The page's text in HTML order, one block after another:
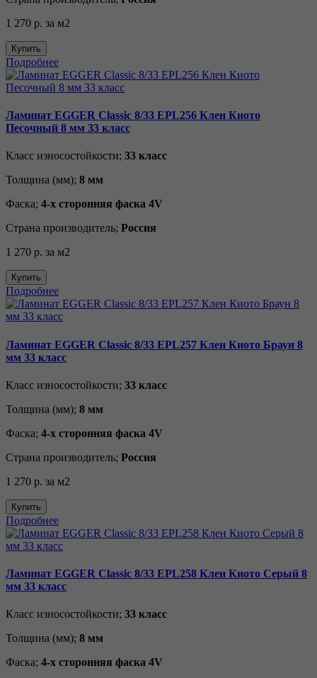
1 270 р. за м2
Купить
Подробнее
Ламинат EGGER Classic 8/33 EPL256 Клен Киото
Песочный 8 мм 33 класс
Класс износостойкости; 33 класс
Толщина (мм); 8 мм
Фаска; 4-х сторонняя фаска 4V
Страна производитель; Россия
1 270 р. за м2
Купить
Подробнее
Ламинат EGGER Classic 8/33 EPL257 Клен Киото Браун 8
мм 33 класс
Класс износостойкости; 33 класс
Толщина (мм); 8 мм
Фаска; 4-х сторонняя фаска 4V
Страна производитель; Россия
1 270 р. за м2
Купить
Подробнее
Ламинат EGGER Classic 8/33 EPL258 Клен Киото Серый 8
мм 33 класс
Класс износостойкости; 33 класс
Толщина (мм); 8 мм
Фаска; 4-х сторонняя фаска 4V